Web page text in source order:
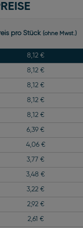
pro Stück (ohne Mwst.)
8,12 €
8,12 €
8,12 €
8,12 €
8,12 €
6,39 €
4,06 €
3,77 €
3,48 €
3,22 €
2,92 €
2,61 €